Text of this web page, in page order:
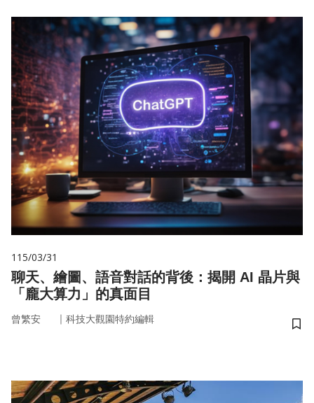
115/03/31
聊天、繪圖、語音對話的背後：揭開 AI 晶片與
「龐大算力」的真面目
曾繁安 ｜ 科技大觀園特約編輯
儲